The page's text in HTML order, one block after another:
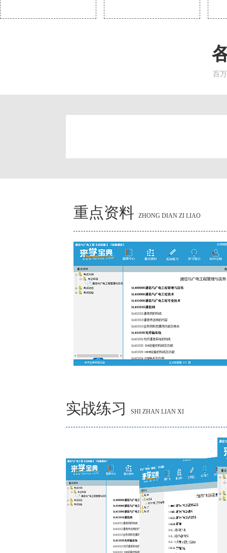
百
重点资料 ZHONG DIAN ZI LIAO
实战练习 SHI ZHAN LIAN XI